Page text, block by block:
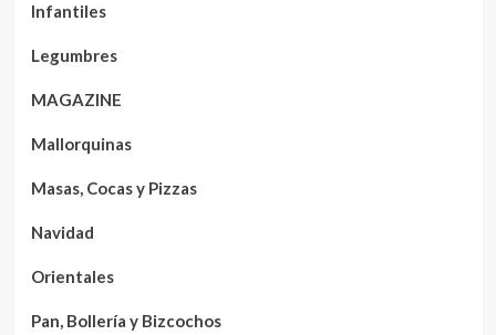
Infantiles
Legumbres
MAGAZINE
Mallorquinas
Masas, Cocas y Pizzas
Navidad
Orientales
Pan, Bollería y Bizcochos